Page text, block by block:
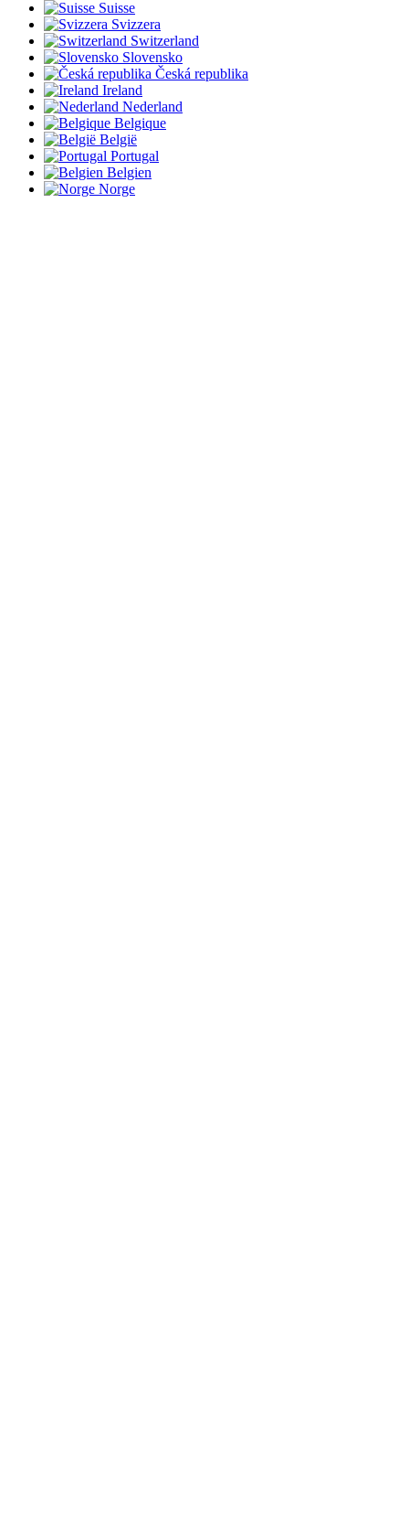
Suisse
Svizzera
Switzerland
Slovensko
Česká republika
Ireland
Nederland
Belgique
België
Portugal
Belgien
Norge